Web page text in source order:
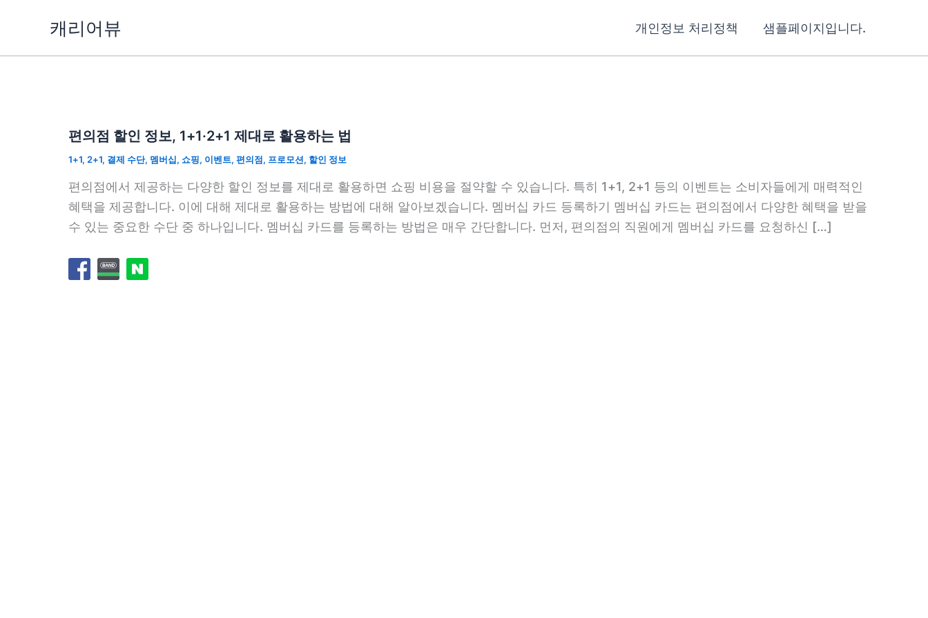
캐리어뷰 개인정보 처리정책 샘플페이지입니다.
편의점 할인 정보, 1+1·2+1 제대로 활용하는 법
1+1, 2+1, 결제 수단, 멤버십, 쇼핑, 이벤트, 편의점, 프로모션, 할인 정보
편의점에서 제공하는 다양한 할인 정보를 제대로 활용하면 쇼핑 비용을 절약할 수 있습니다. 특히 1+1, 2+1 등의 이벤트는 소비자들에게 매력적인
혜택을 제공합니다. 이에 대해 제대로 활용하는 방법에 대해 알아보겠습니다. 멤버십 카드 등록하기 멤버십 카드는 편의점에서 다양한 혜택을 받을
수 있는 중요한 수단 중 하나입니다. 멤버십 카드를 등록하는 방법은 매우 간단합니다. 먼저, 편의점의 직원에게 멤버십 카드를 요청하신 […]